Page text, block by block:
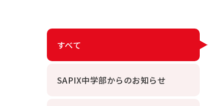
すべて
SAPIX中学部からのお知らせ